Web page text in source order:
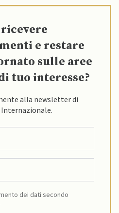
e restare
sulle aree
tuo interesse?
alla newsletter di
Internazionale.
dei dati secondo